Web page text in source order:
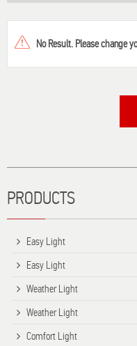
No Result. Please change
PRODUCTS
Easy Light
Easy Light
Weather Light
Weather Light
Comfort Light